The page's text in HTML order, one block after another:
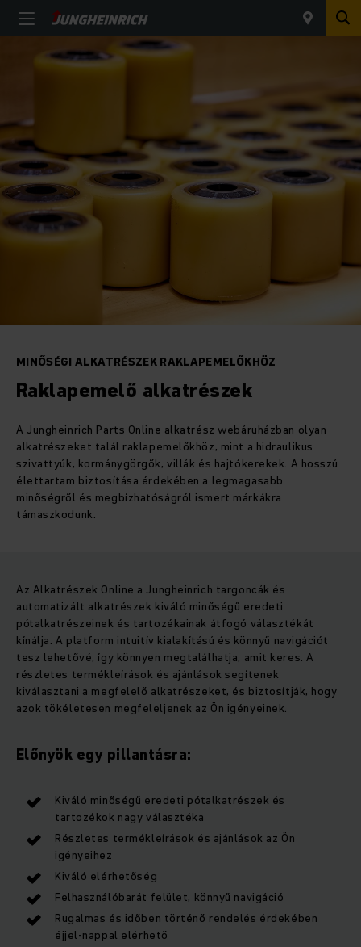
MINŐSÉGI ALKATRÉSZEK RAKLAPEMELŐKHÖZ
Raklapemelő alkatrészek
A Jungheinrich Parts Online alkatrész webáruházban olyan
alkatrészeket talál raklapemelőkhöz, mint a hidraulikus
szivattyúk, kormánygörgők, villák és hajtókerekek. A hosszú
élettartam biztosítása érdekében a legmagasabb
minőségről és megbízhatóságról ismert márkákra
támaszkodunk.
Az Alkatrészek Online a Jungheinrich targoncák és
automatizált alkatrészek kiváló minőségű eredeti
pótalkatrészeinek és tartozékainak átfogó választékát
kínálja. A platform intuitív kialakítású és könnyű navigációt
tesz lehetővé, így könnyen megtalálhatja, amit keres. A
részletes termékleírások és ajánlások segítenek
kiválasztani a megfelelő alkatrészeket, és biztosítják, hogy
azok tökéletesen megfeleljenek az Ön igényeinek.
Előnyök egy pillantásra:
Kiváló minőségű eredeti pótalkatrészek és
tartozékok nagy választéka
Részletes termékleírások és ajánlások az Ön
igényeihez
Kiváló elérhetőség
Felhasználóbarát felület, könnyű navigáció
Rugalmas és időben történő rendelés érdekében
éjjel-nappal elérhető